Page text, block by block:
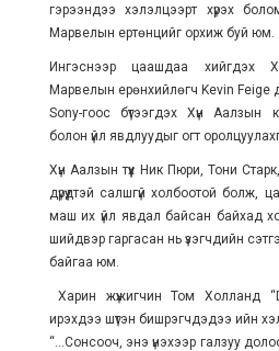
гэрээндээ хэлэлцээрт хүрэх
Марвелын ертөнцийг орхиж буй юм.
Ингэснээр цаашдаа хийгдэх
Марвелын ерөнхийлөгч Kevin Feige
Sony-гоос бүтээгдэх Хүн Аалзын
болон үйл явдлуудыг огт
Хүн Аалзын түүх Ник Пюри, Тони
дүрүүдтэй салшгүй холбоотой болж,
маш их үйл явдал байсан байхад
шийдвэр гаргасан нь үзэгчдийн
байгаа юм.
Харин жүжигчин Том Холланд
ирэхдээ шүтэн бишрэгчдэдээ ийн
“...Сонсооч, энэ үнэхээр галзуу